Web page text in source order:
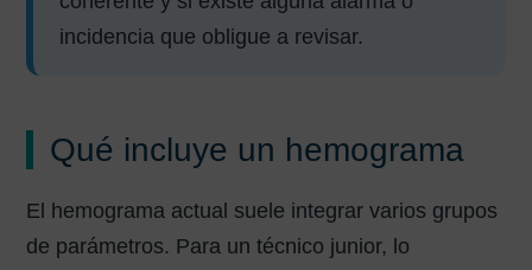
incidencia que obligue a revisar.
Qué incluye un hemograma
El hemograma actual suele integrar varios grupos
de parámetros. Para un técnico junior, lo